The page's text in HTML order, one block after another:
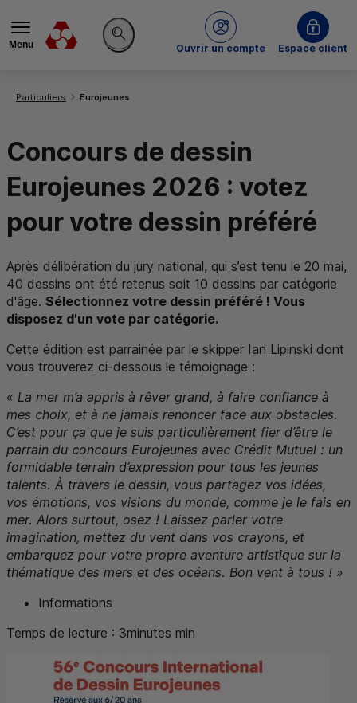
Menu
Rechercher sur le site
Ouvrir un compte
du Crédit MutuelEspace client
Particuliers Eurojeunes
Concours de dessin
Eurojeunes 2026 : votez
pour votre dessin préféré
Après délibération du jury national, qui s’est tenu le 20 mai,
40 dessins ont été retenus soit 10 dessins par catégorie
d'âge. Sélectionnez votre dessin préféré ! Vous
disposez d'un vote par catégorie.
Cette édition est parrainée par le skipper Ian Lipinski dont
vous trouverez ci-dessous le témoignage :
« La mer m’a appris à rêver grand, à faire confiance à
mes choix, et à ne jamais renoncer face aux obstacles.
C’est pour ça que je suis particulièrement fier d’être le
parrain du concours Eurojeunes avec Crédit Mutuel : un
formidable terrain d’expression pour tous les jeunes
talents. À travers le dessin, vous partagez vos idées,
vos émotions, vos visions du monde, comme je le fais en
mer. Alors surtout, osez ! Laissez parler votre
imagination, mettez du vent dans vos crayons, et
embarquez pour votre propre aventure artistique sur la
thématique des mers et des océans. Bon vent à tous ! »
Informations
Temps de lecture : 3minutes min